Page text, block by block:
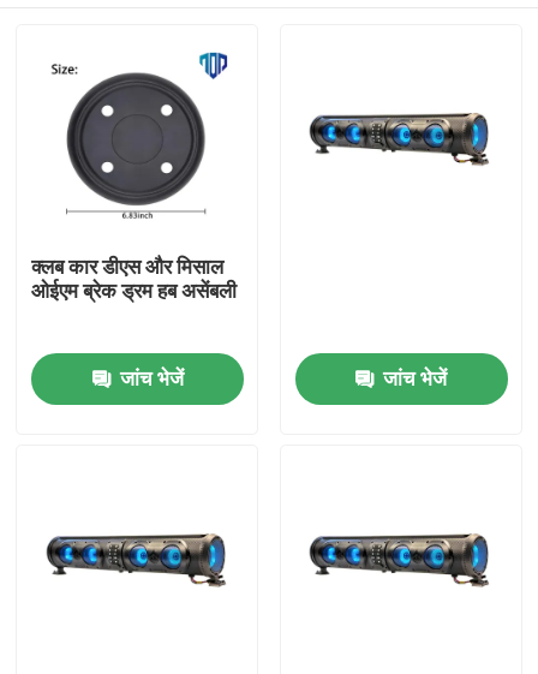
हमारे बारे में
क्लब कार डीएस और मिसाल
ओईएम ब्रेक ड्रम हब असेंबली
जांच भेजें जांच भेजें